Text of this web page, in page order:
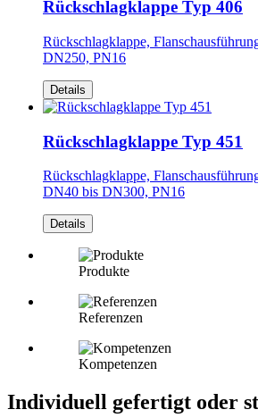
Rückschlagklappe Typ 406
Rückschlagklappe,
DN250, PN16
Details
Rückschlagklappe Typ 451
Rückschlagklappe,
DN40 bis DN300, PN16
Details
Produkte
Referenzen
Kompetenzen
Individuell gefertigt oder